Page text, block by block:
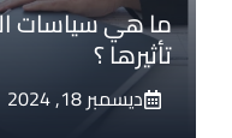
ما هي سياسات
تأثيرها ؟
ديسمبر 18, 2024